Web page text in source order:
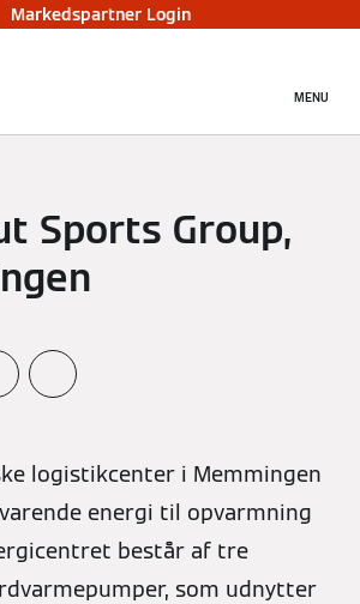
Markedspartner Login
MENU
Sports Group,
logistikcenter i Memmingen
energi til opvarmning
består af tre
som udnytter